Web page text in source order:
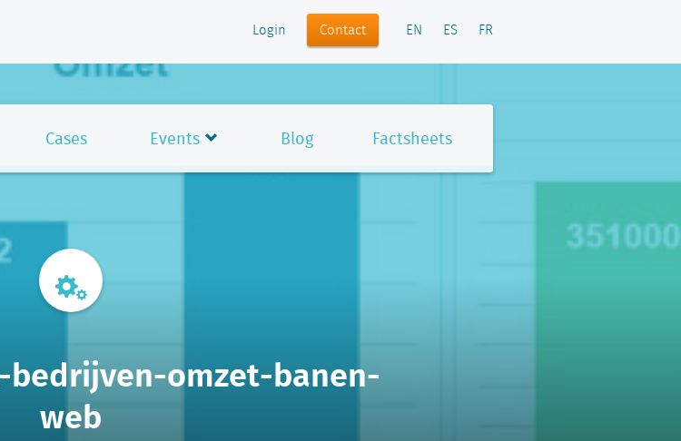
Login Contact EN ES FR
Cases Events Blog Factsheets
omzet-banen-
web